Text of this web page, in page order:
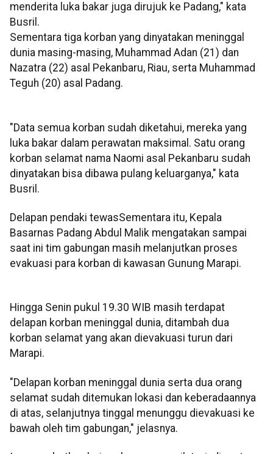
menderita luka bakar juga dirujuk ke Padang," kata
Busril.
Sementara tiga korban yang dinyatakan meninggal
dunia masing-masing, Muhammad Adan (21) dan
Nazatra (22) asal Pekanbaru, Riau, serta Muhammad
Teguh (20) asal Padang.
"Data semua korban sudah diketahui, mereka yang
luka bakar dalam perawatan maksimal. Satu orang
korban selamat nama Naomi asal Pekanbaru sudah
dinyatakan bisa dibawa pulang keluarganya," kata
Busril.
Delapan pendaki tewasSementara itu, Kepala
Basarnas Padang Abdul Malik mengatakan sampai
saat ini tim gabungan masih melanjutkan proses
evakuasi para korban di kawasan Gunung Marapi.
Hingga Senin pukul 19.30 WIB masih terdapat
delapan korban meninggal dunia, ditambah dua
korban selamat yang akan dievakuasi turun dari
Marapi.
"Delapan korban meninggal dunia serta dua orang
selamat sudah ditemukan lokasi dan keberadaannya
di atas, selanjutnya tinggal menunggu dievakuasi ke
bawah oleh tim gabungan," jelasnya.